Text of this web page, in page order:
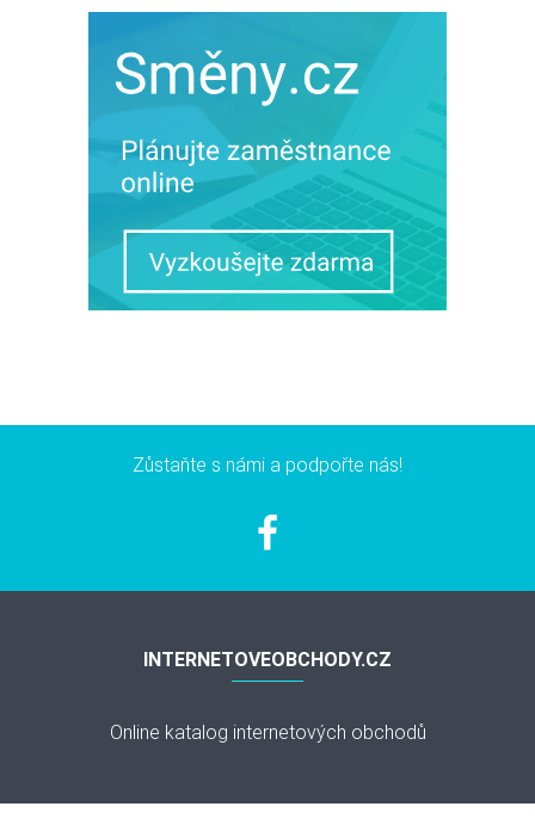
Zůstaňte s námi a podpořte nás!
INTERNETOVEOBCHODY.CZ
Online katalog internetových obchodů